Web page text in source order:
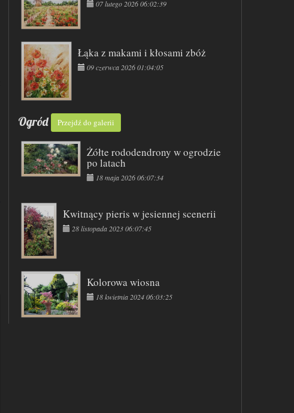
07 lutego 2026 06:02:39
Łąka z makami i kłosami zbóż
09 czerwca 2026 01:04:05
Ogród Przejdź do galerii
Żółte rododendrony w ogrodzie
po latach
18 maja 2026 06:07:34
Kwitnący pieris w jesiennej scenerii
28 listopada 2023 06:07:45
Kolorowa wiosna
18 kwietnia 2024 06:03:25